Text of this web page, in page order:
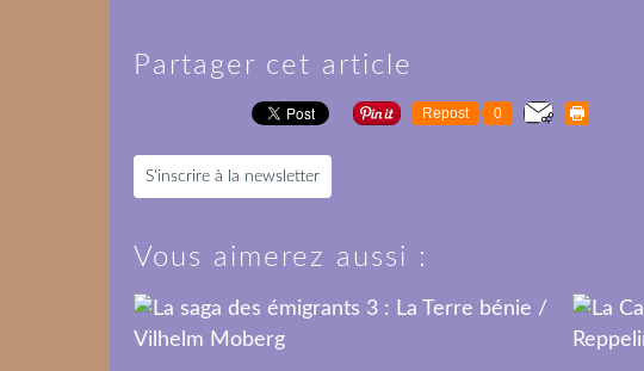
Partager cet article
Repost 0
S'inscrire à la newsletter
Vous aimerez aussi :